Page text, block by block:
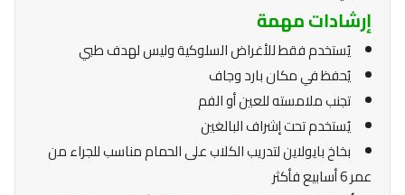
إرشادات مهمة
يُستخدم فقط للأغراض السلوكية وليس لهدف طبي
يُحفظ في مكان بارد وجاف
تجنب ملامسته للعين أو الفم
يُستخدم تحت إشراف البالغين
بخاخ بايولاين لتدريب الكلاب على الحمام مناسب للجراء من
عمر 6 أسابيع فأكثر